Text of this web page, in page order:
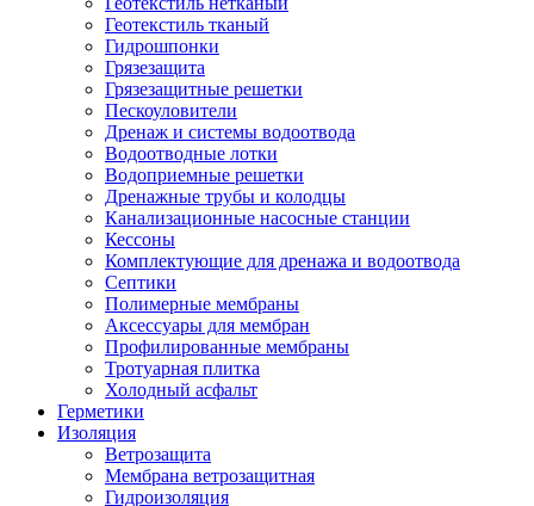
Геотекстиль тканый
Гидрошпонки
Грязезащита
Грязезащитные решетки
Пескоуловители
Дренаж и системы водоотвода
Водоотводные лотки
Водоприемные решетки
Дренажные трубы и колодцы
Канализационные насосные станции
Кессоны
Комплектующие для дренажа и водоотвода
Септики
Полимерные мембраны
Аксессуары для мембран
Профилированные мембраны
Тротуарная плитка
Холодный асфальт
Герметики
Изоляция
Ветрозащита
Мембрана ветрозащитная
Гидроизоляция